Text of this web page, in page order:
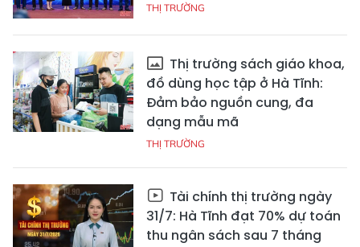
THỊ TRƯỜNG
Thị trường sách giáo khoa,
đồ dùng học tập ở Hà Tĩnh:
Đảm bảo nguồn cung, đa
dạng mẫu mã
THỊ TRƯỜNG
Tài chính thị trường ngày
31/7: Hà Tĩnh đạt 70% dự toán
thu ngân sách sau 7 tháng